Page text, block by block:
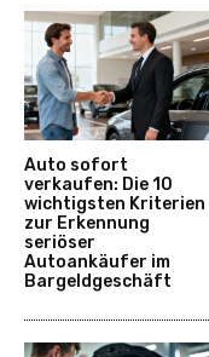
Auto sofort
verkaufen: Die 10
wichtigsten Kriterien
zur Erkennung
seriöser
Autoankäufer im
Bargeldgeschäft